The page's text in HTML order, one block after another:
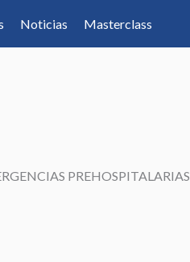
Noticias Masterclass
PREHOSPITALARIAS